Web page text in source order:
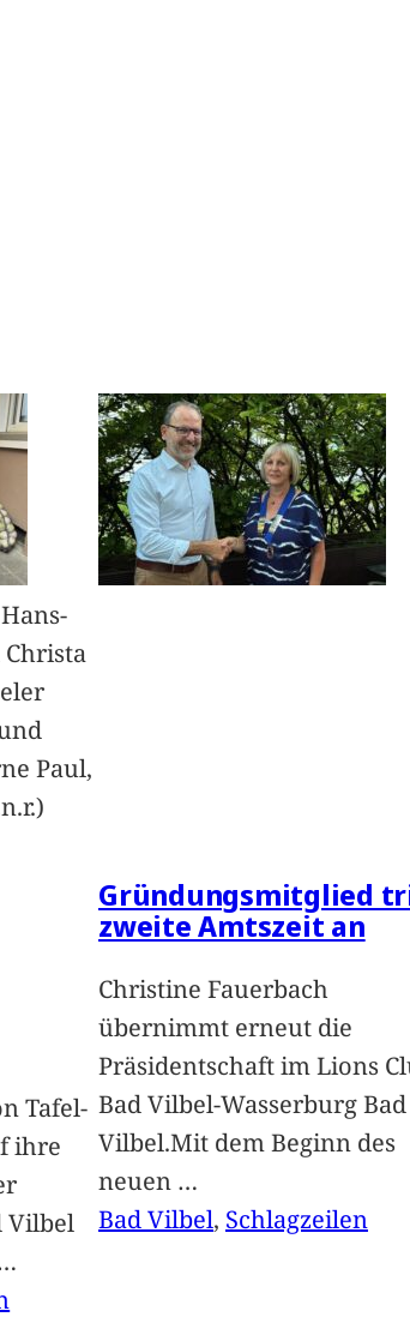
Paul,
Tafel-
ihre
Vilbel
Gründungsmitglied
zweite Amtszeit an
Christine Fauerbach
übernimmt erneut die
Präsidentschaft im Lions
Bad Vilbel-Wasserburg Bad
Vilbel.Mit dem Beginn des
neuen …
Bad Vilbel, Schlagzeilen